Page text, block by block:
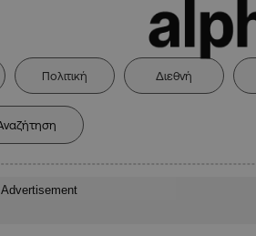
Πολιτική Διεθνή
Advertisement